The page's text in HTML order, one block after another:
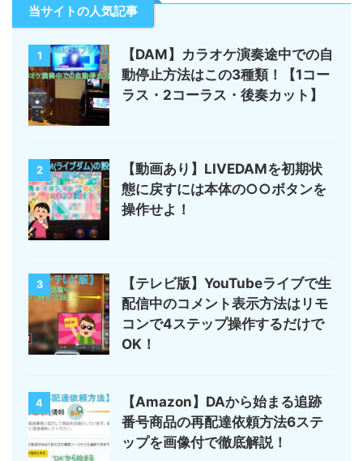
当サイトの人気記事
1
【DAM】カラオケ演奏途中での自
動停止方法はこの3種類！【1コー
ラス・2コーラス・後奏カット】
2
【動画あり】LIVEDAMを初期状
態に戻すには本体の○○ボタンを
操作せよ！
3
【テレビ版】YouTubeライブで生
配信中のコメント表示方法はリモ
コンで4ステップ操作するだけで
OK！
4
【Amazon】DAから始まる追跡
番号商品の再配達依頼方法6ステ
ップを画像付で徹底解説！